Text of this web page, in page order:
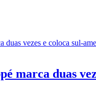
duas vezes e coloca sul-
marca duas